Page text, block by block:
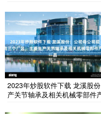
2023年炒股软件下载 龙溪股
产关节轴承及相关机械零部件